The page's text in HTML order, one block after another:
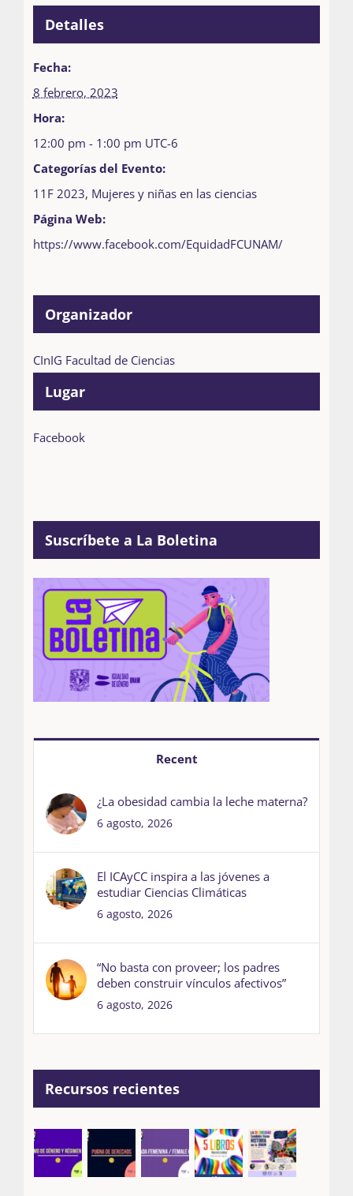
Detalles
Fecha:
8 febrero, 2023
Hora:
12:00 pm - 1:00 pm UTC-6
Categorías del Evento:
11F 2023, Mujeres y niñas en las ciencias
Página Web:
https://www.facebook.com/EquidadFCUNAM/
Lugar
Facebook
Organizador
CInIG Facultad de Ciencias
Suscríbete a La Boletina
Recent
¿La obesidad cambia la leche materna?
6 agosto, 2026
El ICAyCC inspira a las jóvenes a
estudiar Ciencias Climáticas
6 agosto, 2026
“No basta con proveer; los padres
deben construir vínculos afectivos”
6 agosto, 2026
Recursos recientes